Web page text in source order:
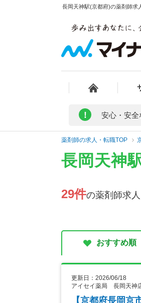
長岡天神駅(京都府)の薬剤師求
! 安心・安全
薬剤師の求人・転職TOP
長岡天神
29件の薬剤師求人
おすすめ順
更新日：2026/06/18
アイセイ薬局 長岡天神
【京都府長岡